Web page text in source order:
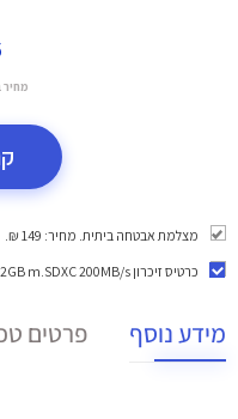
מחיר
מצלמת אבטחה ביתית. מחיר: 149 ₪.
כרטיס זיכרון 512GB m.SDXC 200MB/s
מידע נוסף פרטים